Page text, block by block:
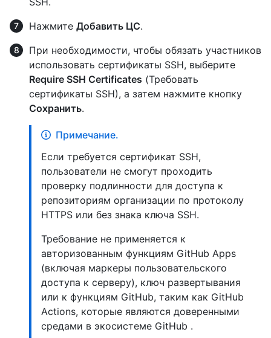
Нажмите Добавить ЦС.
При необходимости, чтобы обязать участников
использовать сертификаты SSH, выберите
Require SSH Certificates (Требовать
сертификаты SSH), а затем нажмите кнопку
Сохранить.
Примечание.
Если требуется сертификат SSH,
пользователи не смогут проходить
проверку подлинности для доступа к
репозиториям организации по протоколу
HTTPS или без знака ключа SSH.
Требование не применяется к
авторизованным функциям GitHub Apps
(включая маркеры пользовательского
доступа к серверу), ключ развертывания
или к функциям GitHub, таким как GitHub
Actions, которые являются доверенными
средами в экосистеме GitHub .